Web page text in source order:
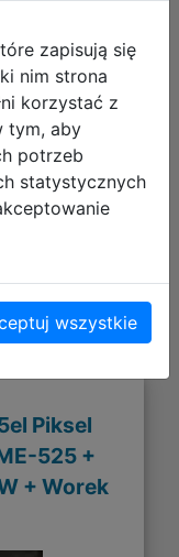
Piksel
525 +
+ Worek
zapisują się
nim strona
korzystać z
tym, aby
potrzeb
statystycznych
wszystkie